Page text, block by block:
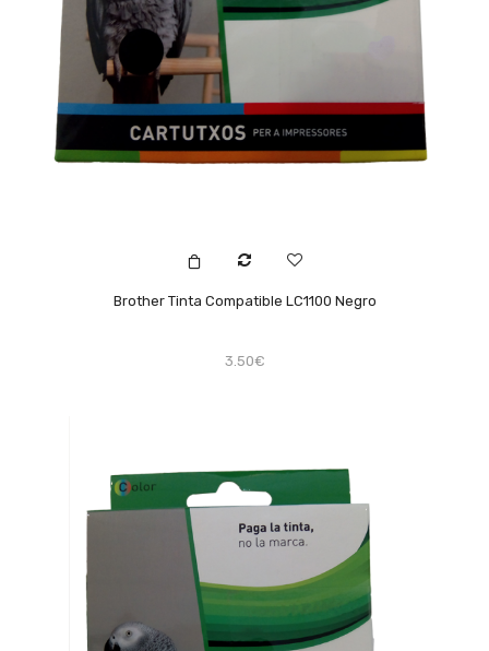
Brother Tinta Compatible LC1100 Negro
3.50€